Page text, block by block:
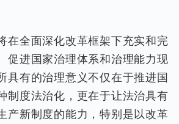
在全面深化改革框架下充实和完
促进国家治理体系和治理能力现
具有的治理意义不仅在于推进国
制度法治化，更在于让法治具有
产新制度的能力，特别是以改革